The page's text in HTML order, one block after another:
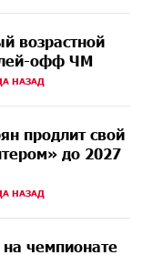
Аршак
школе Вайка
мощностью
возрастной
офф ЧМ
НАЗАД
продлит свой
до 2027
НАЗАД
чемпионате